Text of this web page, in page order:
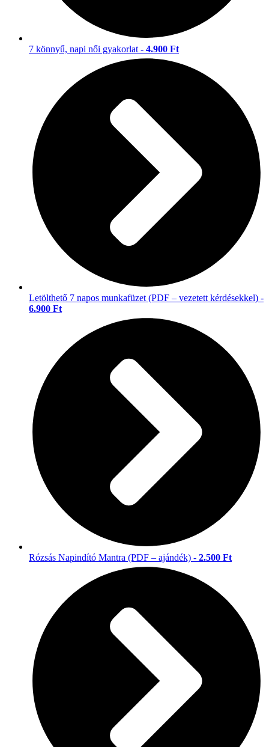
7 könnyű, napi női gyakorlat - 4.900 Ft
Letölthető 7 napos munkafüzet (PDF – vezetett kérdésekkel) -
6.900 Ft
Rózsás Napindító Mantra (PDF – ajándék) - 2.500 Ft